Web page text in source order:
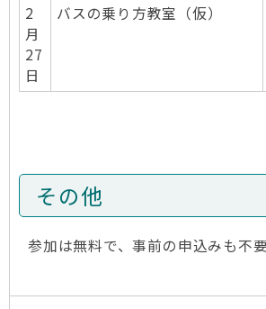
2
月
27
日
バスの乗り方教室（仮）
その他
参加は無料で、事前の申込みも不要